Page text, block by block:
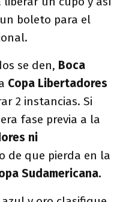
boleto para el
se den, Boca
Copa Libertadores
2 instancias. Si
fase previa a la
ni
de que pierda en la
Sudamericana.